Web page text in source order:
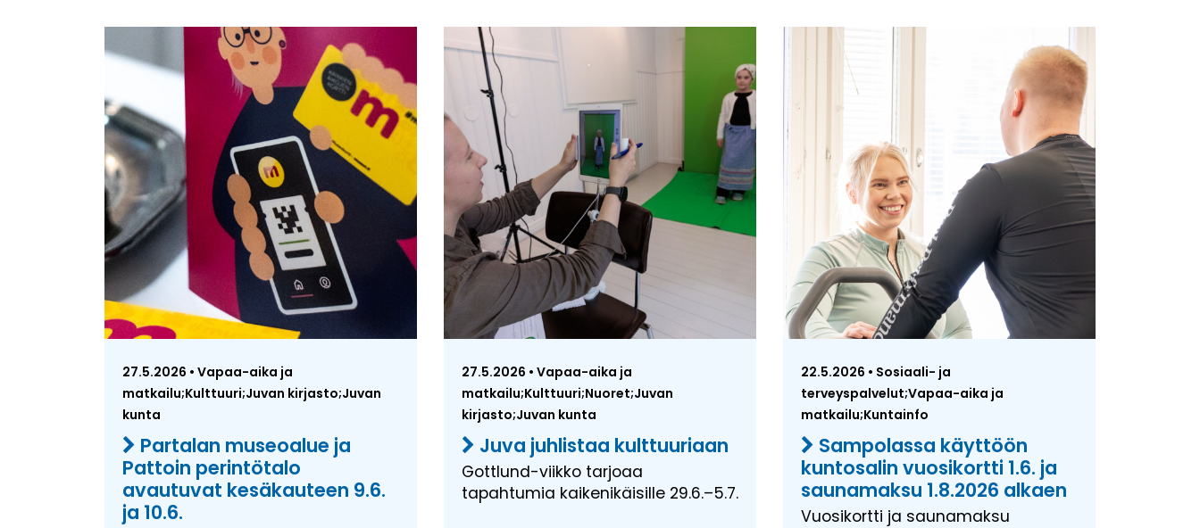
27.5.2026 • Vapaa-aika ja
matkailu;Kulttuuri;Juvan kirjasto;Juvan
kunta
Partalan museoalue ja
Pattoin perintötalo
avautuvat kesäkauteen 9.6.
ja 10.6.
27.5.2026 • Vapaa-aika ja
matkailu;Kulttuuri;Nuoret;Juvan
kirjasto;Juvan kunta
Juva juhlistaa kulttuuriaan
Gottlund-viikko tarjoaa
tapahtumia kaikenikäisille 29.6.–5.7.
22.5.2026 • Sosiaali- ja
terveyspalvelut;Vapaa-aika ja
matkailu;Kuntainfo
Sampolassa käyttöön
kuntosalin vuosikortti 1.6. ja
saunamaksu 1.8.2026 alkaen
Vuosikortti ja saunamaksu